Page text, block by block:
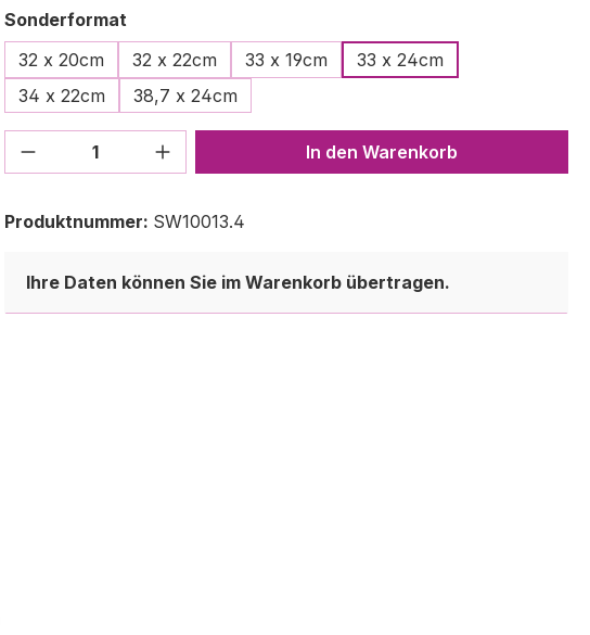
Sonderformat
32 x 20cm
32 x 22cm 33 x 19cm
33 x 24cm
34 x 22cm
38,7 x 24cm
Produkt Anzahl: Gib den gewünschten Wert
In den Warenkorb
Produktnummer: SW10013.4
Ihre Daten können Sie im Warenkorb übertragen.